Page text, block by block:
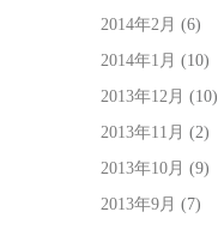
2014年2月 (6)
2014年1月 (10)
2013年12月 (10)
2013年11月 (2)
2013年10月 (9)
2013年9月 (7)